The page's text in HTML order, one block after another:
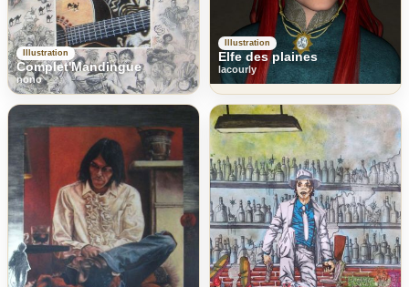
Illustration
Complet'Mandingue
nono
Illustration
Elfe des plaines
lacourly